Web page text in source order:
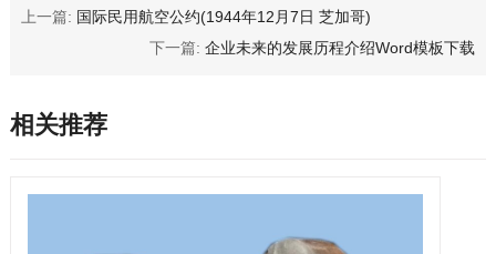
上一篇: 国际民用航空公约(1944年12月7日 芝加哥)
下一篇:企业未来的发展历程介绍Word模板下载
相关推荐